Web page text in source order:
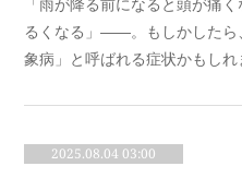
るくなる」――。もしかしたら
象病」と呼ばれる症状かもし
2025.08.04 03:00